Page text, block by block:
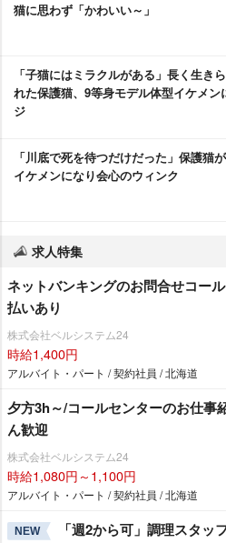
猫に思わず「かわいい～」
「子猫にはミラクルがある」長く生き
れた保護猫、9等身モデル体型イケメン
ジ
「川底で死を待つだけだった」保護猫が
イケメンになり会心のウィンク
求人特集
ネットバンキングのお問合せコー
払いあり
株式会社ベルシステム24
時給1,400円
アルバイト・パート / 契約社員 / 北海道
夕方3h～/コールセンターのお仕事
ん歓迎
株式会社ベルシステム24
時給1,080円～1,100円
アルバイト・パート / 契約社員 / 北海道
NEW
「週2から可」調理スタ